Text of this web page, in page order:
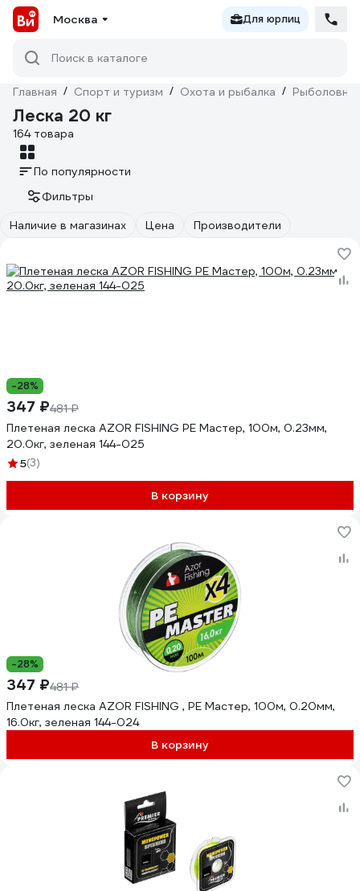
Москва Для юрлиц
Поиск в каталоге
Главная / Спорт и туризм / Охота и рыбалка /
Леска 20 кг
164 товара
По популярности
Фильтры
Наличие в магазинах
Цена Производители
-28%
347 ₽481 ₽
Плетеная леска AZOR FISHING PE Мастер, 100м, 0.23мм,
20.0кг, зеленая 144-025
5(3)
В корзину
-28%
347 ₽481 ₽
Плетеная леска AZOR FISHING , PE Мастер, 100м, 0.20мм,
16.0кг, зеленая 144-024
В корзину